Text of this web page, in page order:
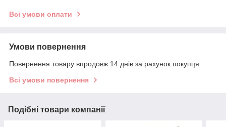
Всі умови оплати
Умови повернення
Повернення товару впродовж 14 днів за рахунок покупця
Всі умови повернення
Подібні товари компанії